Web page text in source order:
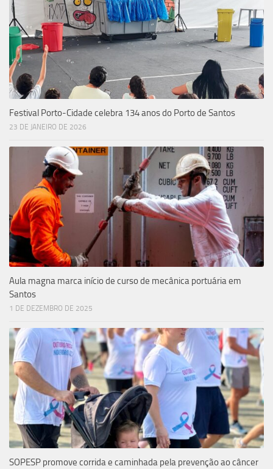
Festival Porto-Cidade celebra 134 anos do Porto de Santos
23 DE JANEIRO DE 2026
Aula magna marca início de curso de mecânica portuária em
Santos
1 DE DEZEMBRO DE 2025
SOPESP promove corrida e caminhada pela prevenção ao câncer